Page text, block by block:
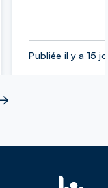
Publiée il y a 15